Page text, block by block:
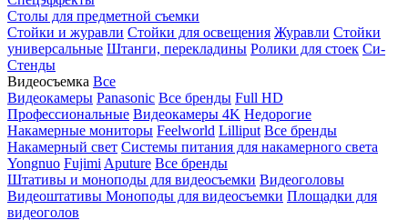
Столы для предметной съемки
Стойки и журавли Стойки для освещения Журавли Стойки
универсальные Штанги, перекладины Ролики для стоек Си-
Стенды
Видеосъемка Все
Видеокамеры Panasonic Все бренды Full HD
Профессиональные Видеокамеры 4K Недорогие
Накамерные мониторы Feelworld Lilliput Все бренды
Накамерный свет Системы питания для накамерного света
Yongnuo Fujimi Aputure Все бренды
Штативы и моноподы для видеосъемки Видеоголовы
Видеоштативы Моноподы для видеосъемки Площадки для
видеоголов